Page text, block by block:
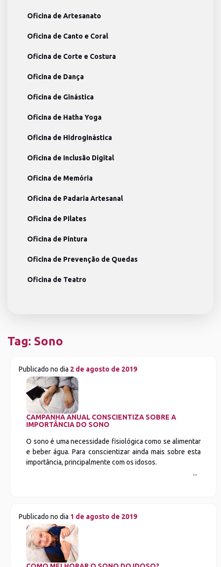
Oficina de Artesanato
Oficina de Canto e Coral
Oficina de Corte e Costura
Oficina de Dança
Oficina de Ginástica
Oficina de Hatha Yoga
Oficina de Hidroginástica
Oficina de Inclusão Digital
Oficina de Memória
Oficina de Padaria Artesanal
Oficina de Pilates
Oficina de Pintura
Oficina de Prevenção de Quedas
Oficina de Teatro
Tag: Sono
Publicado no dia 2 de agosto de 2019
CAMPANHA ANUAL CONSCIENTIZA SOBRE A
IMPORTÂNCIA DO SONO
O sono é uma necessidade fisiológica como se alimentar
e beber água. Para conscientizar ainda mais sobre esta
importância, principalmente com os idosos.
Publicado no dia 1 de agosto de 2019